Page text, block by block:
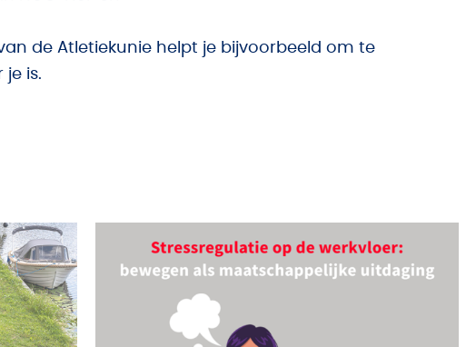
de Atletiekunie helpt je bijvoorbeeld om te
is.